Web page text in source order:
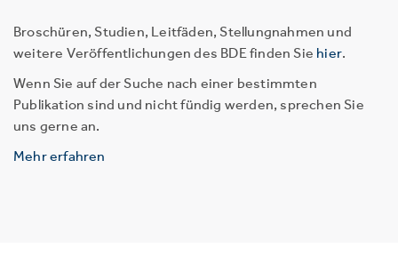
Broschüren, Studien, Leitfäden, Stellungnahmen und
weitere Veröffentlichungen des BDE finden Sie hier.
Wenn Sie auf der Suche nach einer bestimmten
Publikation sind und nicht fündig werden, sprechen Sie
uns gerne an.
Mehr erfahren